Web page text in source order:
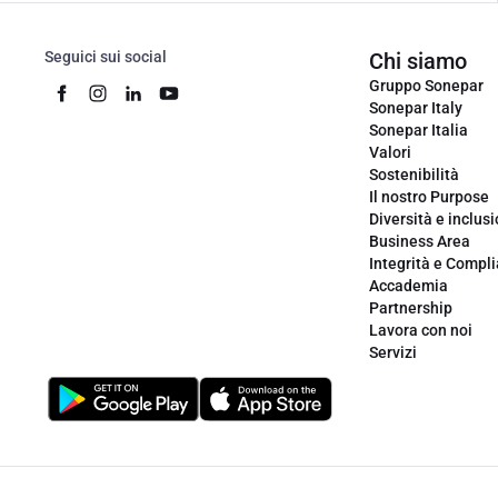
Seguici sui social Chi siamo
Gruppo Sonepar
Sonepar Italy
Sonepar Italia
Valori
Sostenibilità
Il nostro Purpose
Diversità e
Business Area
Integrità e
Accademia
Partnership
Lavora con noi
Servizi